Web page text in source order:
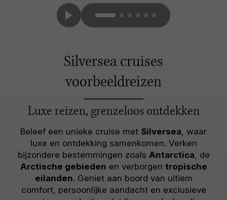
Silversea cruises
voorbeeldreizen
Luxe reizen, grenzeloos ontdekken
Beleef een unieke cruise met Silversea , waar
luxe en ontdekking samenkomen. Verken
bijzondere bestemmingen zoals Antarctica , de
Arctische gebieden en verborgen tropische
eilanden. Geniet aan boord van ultiem
comfort, persoonlijke aandacht en exclusieve